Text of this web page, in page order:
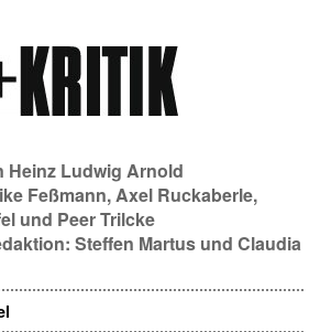
Heinz Ludwig Arnold
Feßmann,Axel Ruckaberle,
und Peer Trilcke
Steffen Martus und Claudia